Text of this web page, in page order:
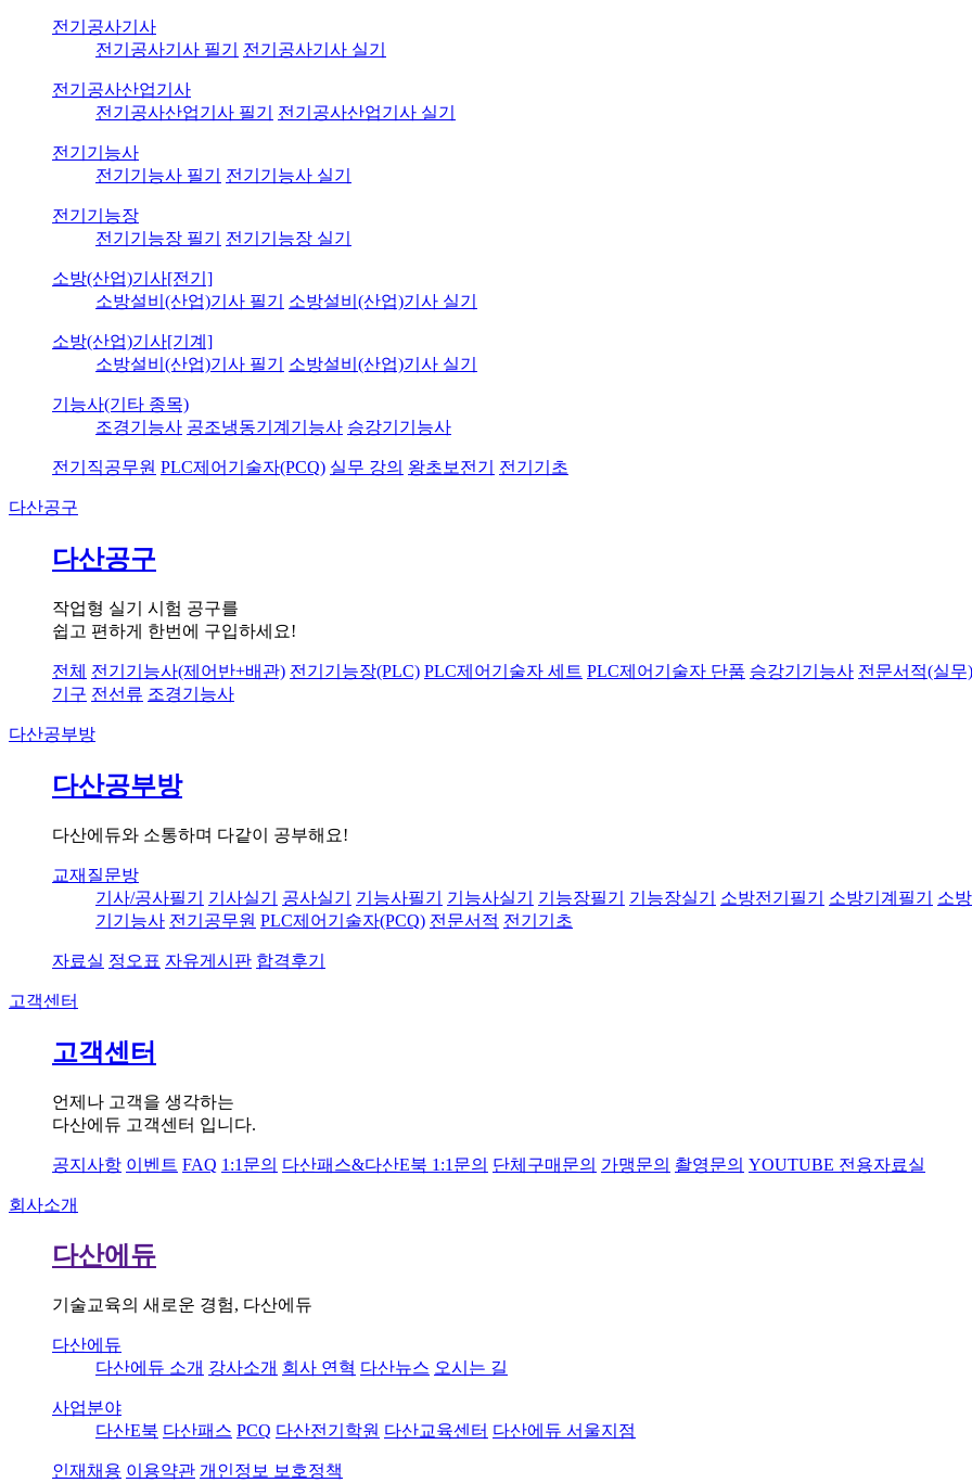
전기공사기사
전기공사기사 필기
전기공사기사 실기
전기공사산업기사
전기공사산업기사 필기
전기공사산업기사 실기
전기기능사
전기기능사 필기
전기기능사 실기
전기기능장
전기기능장 필기
전기기능장 실기
소방(산업)기사[전기]
소방설비(산업)기사 필기
소방설비(산업)기사 실기
소방(산업)기사[기계]
소방설비(산업)기사 필기
소방설비(산업)기사 실기
기능사(기타 종목)
조경기능사 공조냉동기계기능사 승강기기능사
전기직공무원 PLC제어기술자(PCQ) 실무 강의 왕초보전기 전기기초
다산공구
다산공구
작업형 실기 시험 공구를
쉽고 편하게 한번에 구입하세요!
전체 전기기능사(제어반+배관) 전기기능장(PLC) PLC제어기술자 세트 PLC제어기술자 단품 승강기기능사 전문서적(실
기구 전선류 조경기능사
다산공부방
다산공부방
다산에듀와 소통하며 다같이 공부해요!
교재질문방
기사/공사필기
기사실기 공사실기 기능사필기 기능사실기 기능장필기 기능장실기 소방전기필기 소방기계필기
소
기기능사 전기공무원 PLC제어기술자(PCQ) 전문서적 전기기초
자료실 정오표 자유게시판 합격후기
고객센터
고객센터
언제나 고객을 생각하는
다산에듀 고객센터 입니다.
공지사항 이벤트 FAQ 1:1문의 다산패스&다산E북 1:1문의 단체구매문의 가맹문의 촬영문의 YOUTUBE 전용자료실
회사소개
다산에듀
기술교육의 새로운 경험, 다산에듀
다산에듀
다산에듀 소개 강사소개 회사 연혁 다산뉴스 오시는 길
사업분야
다산E북 다산패스 PCQ 다산전기학원 다산교육센터 다산에듀 서울지점
인재채용 이용약관 개인정보 보호정책